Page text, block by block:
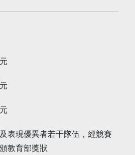
表現優異者若干隊伍，經競賽
教育部獎狀